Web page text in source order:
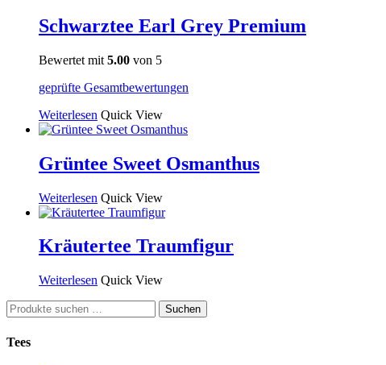
Schwarztee Earl Grey Premium
Bewertet mit 5.00 von 5
geprüfte Gesamtbewertungen
Weiterlesen Quick View
Grüntee Sweet Osmanthus
Weiterlesen Quick View
Kräutertee Traumfigur
Weiterlesen Quick View
Suchen
nach:
Suchen
Tees